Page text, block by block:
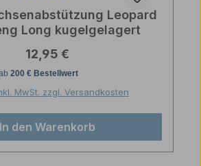
Bewertung von 5 von 5 Sternen
Leopard
Long kugelgelagert
Regulärer Preis:
12,95 €
MwSt. zzgl. Versandkosten
In den Warenkorb